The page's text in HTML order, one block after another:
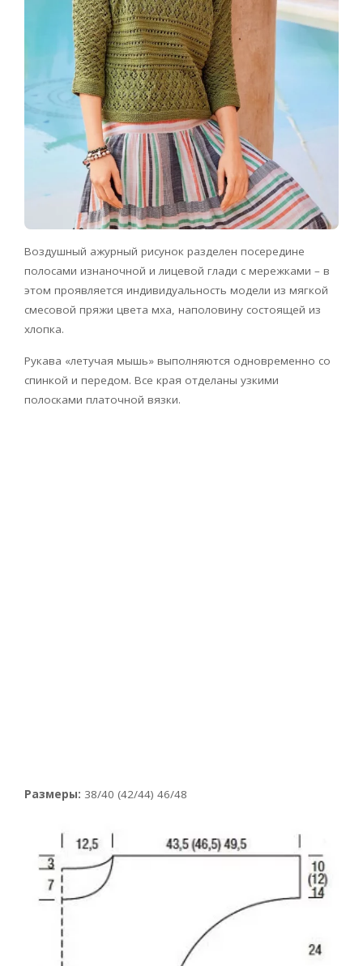
Воздушный ажурный рисунок разделен посередине
полосами изнаночной и лицевой глади с мережками – в
этом проявляется индивидуальность модели из мягкой
смесовой пряжи цвета мха, наполовину состоящей из
хлопка.
Рукава «летучая мышь» выполняются одновременно со
спинкой и передом. Все края отделаны узкими
полосками платочной вязки.
Размеры: 38/40 (42/44) 46/48